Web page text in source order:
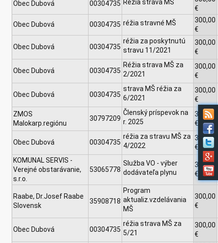
Obec Dubová 00304735 Réžia strava MŠ
€
Obec Dubová 00304735 réžia stravné MŠ
300,00
€
Obec Dubová 00304735
réžia za poskytnutú
stravu 11/2021
300,00
€
Obec Dubová 00304735
Réžia strava MŠ za
2/2021
300,00
€
Obec Dubová 00304735
strava MŠ réžia za
6/2021
300,00
€
ZMOS
Malokarp.regiónu
30797209
Členský príspevok na
r. 2025
300,00
€
Obec Dubová 00304735
réžia za stravu MŠ za
4/2022
300,00
€
KOMUNAL SERVIS -
Verejné obstarávanie,
s.r.o.
53065778
Služba VO - výber
dodávateľa plynu
300,00
€
Raabe, Dr.Josef Raabe
Slovensk
35908718
Program
aktualiz.vzdelávania
MŠ
300,00
€
Obec Dubová 00304735
réžia strava MŠ za
5/21
300,00
€